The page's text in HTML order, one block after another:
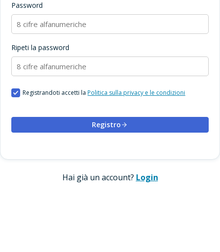
Password
Ripeti la password
Registrandoti accetti laPolitica sulla privacy e le condizioni
Registro
Hai già un account? Login